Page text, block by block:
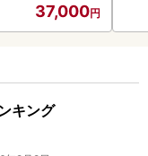
37,000
キング